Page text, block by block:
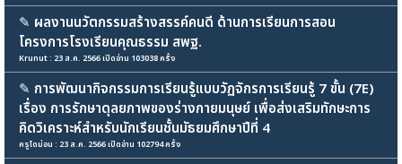
✎ ผลงานนวัตกรรมสร้างสรรค์คนดี ด้านการเรียนการสอน
โครงการโรงเรียนคุณธรรม สพฐ.
Krunut : 23 ส.ค. 2566 เปิดอ่าน 103038 ครั้ง
✎ การพัฒนากิจกรรมการเรียนรู้แบบวัฏจักรการเรียนรู้ 7 ขั้น (7E)
เรื่อง การรักษาดุลยภาพของร่างกายมนุษย์ เพื่อส่งเสริมทักษะการ
คิดวิเคราะห์สำหรับนักเรียนชั้นมัธยมศึกษาปีที่ 4
ครูไดม่อน : 23 ส.ค. 2566 เปิดอ่าน 102794 ครั้ง